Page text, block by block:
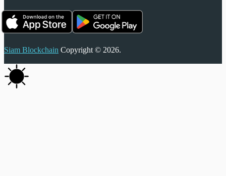
Siam Blockchain Copyright © 2026.